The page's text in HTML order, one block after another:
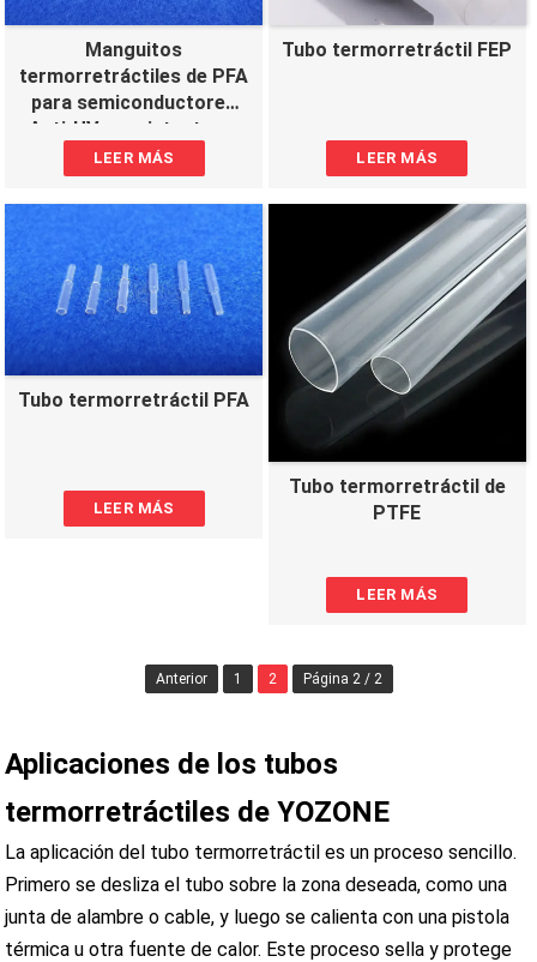
Manguitos
termorretráctiles de PFA
para semiconductores
Anti-UV y resistentes a
altas temperaturas
LEER MÁS
Tubo termorretráctil FEP
LEER MÁS
Tubo termorretráctil PFA
LEER MÁS
Tubo termorretráctil de
PTFE
LEER MÁS
Anterior 1 2 Página 2 / 2
Aplicaciones de los tubos
termorretráctiles de YOZONE
La aplicación del tubo termorretráctil es un proceso sencillo.
Primero se desliza el tubo sobre la zona deseada, como una
junta de alambre o cable, y luego se calienta con una pistola
térmica u otra fuente de calor. Este proceso sella y protege